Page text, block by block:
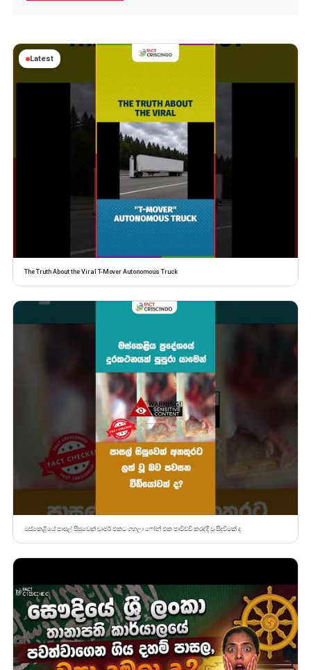
Latest
The Truth About the Viral T-Mover Autonomous Truck
මස්කෙළියේ පාසල් සිසුවෙක් චාජර් එකට ගහලා ෆෝන් එක පාවිච්චි කරද්දී වූ සිදුවීමක් ද